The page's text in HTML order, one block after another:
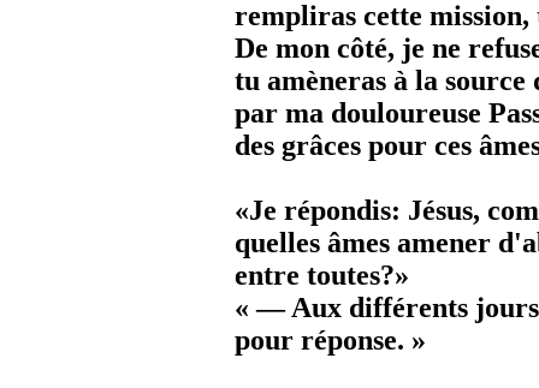
rempliras cette
De mon côté, je ne
tu amèneras à la
par ma douloureuse
des grâces pour ces
«Je répondis: Jésus,
quelles âmes amener
entre toutes?»
« — Aux différents
pour réponse. »